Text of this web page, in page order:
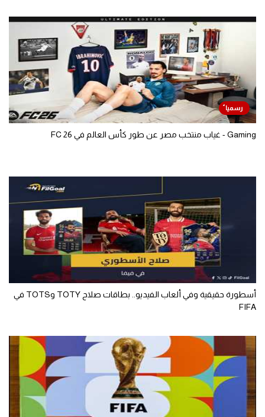
Gaming - غياب منتخب مصر عن طور كأس العالم في FC 26
أسطورة حقيقية وفي ألعاب الفيديو.. بطاقات صلاح TOTY وTOTS في
FIFA